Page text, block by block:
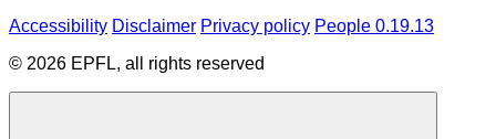
Accessibility Disclaimer Privacy policy People 0.19.13
© 2026 EPFL, all rights reserved